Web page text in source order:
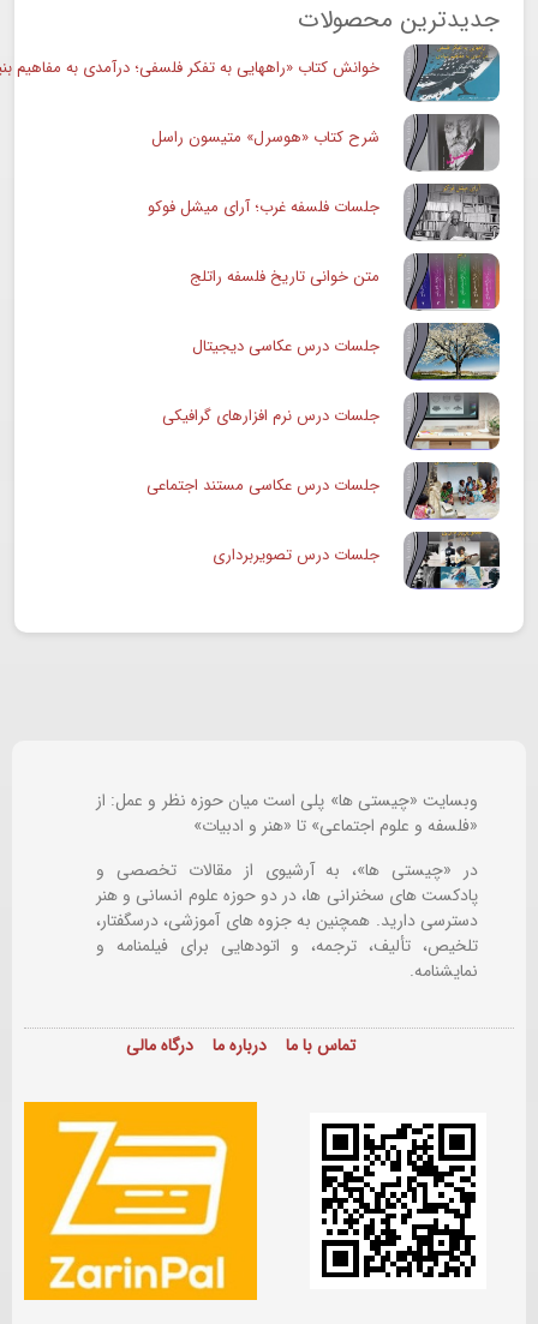
جدیدترین محصولات
خوانش کتاب «راههایی به تفکر فلسفی؛ درآمدی به مفاهیم
شرح کتاب «هوسرل» متیسون راسل
جلسات فلسفه غرب؛ آرای میشل فوکو
متن خوانی تاریخ فلسفه راتلج
جلسات درس عکاسی دیجیتال
جلسات درس نرم افزارهای گرافیکی
جلسات درس عکاسی مستند اجتماعی
جلسات درس تصویربرداری
وبسایت «چیستی ها» پلی است میان حوزه نظر و عمل: از
«فلسفه و علوم اجتماعی» تا «هنر و ادبیات»
در «چیستی ها»، به آرشیوی از مقالات تخصصی و
پادکست های سخنرانی ها، در دو حوزه علوم انسانی و هنر
دسترسی دارید. همچنین به جزوه های آموزشی، درسگفتار،
تلخیص، تألیف، ترجمه، و اتودهایی برایفیلمنامه و
نمایشنامه.
تماس با ما درباره ما درگاه مالی